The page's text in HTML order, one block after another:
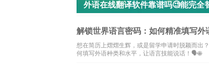
外语在线翻译软件靠谱吗🧐能完全
解锁世界语言密码：如何精准填写外
想在简历上熠熠生辉，或是留学申请时脱颖而出
何填写外语种类和水平，让语言技能说话！🗣️🌐